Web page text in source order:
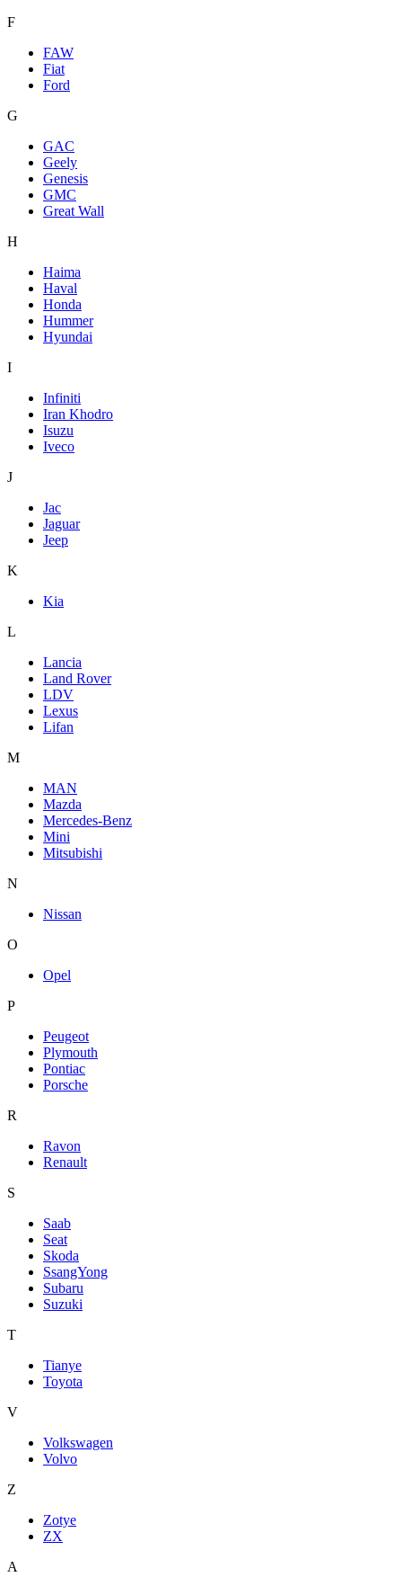
F
FAW
Fiat
Ford
G
GAC
Geely
Genesis
GMC
Great Wall
H
Haima
Haval
Honda
Hummer
Hyundai
I
Infiniti
Iran Khodro
Isuzu
Iveco
J
Jac
Jaguar
Jeep
K
Kia
L
Lancia
Land Rover
LDV
Lexus
Lifan
M
MAN
Mazda
Mercedes-Benz
Mini
Mitsubishi
N
Nissan
O
Opel
P
Peugeot
Plymouth
Pontiac
Porsche
R
Ravon
Renault
S
Saab
Seat
Skoda
SsangYong
Subaru
Suzuki
T
Tianye
Toyota
V
Volkswagen
Volvo
Z
Zotye
ZX
А